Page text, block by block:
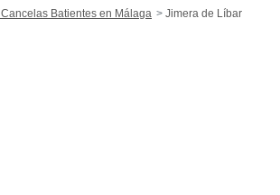
Cancelas Batientes en Málaga Jimera de Líbar